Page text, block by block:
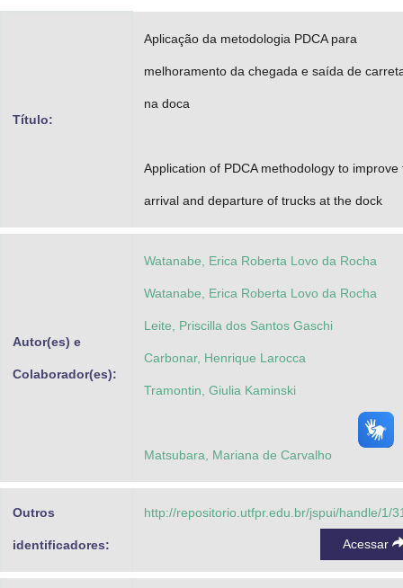
Título:
Aplicação da metodologia PDCA para
melhoramento da chegada e saída de
na doca
Application of PDCA methodology to improve
arrival and departure of trucks at the dock
Autor(es) e
Colaborador(es):
Watanabe, Erica Roberta Lovo da Rocha
Watanabe, Erica Roberta Lovo da Rocha
Leite, Priscilla dos Santos Gaschi
Carbonar, Henrique Larocca
Tramontin, Giulia Kaminski
Matsubara, Mariana de Carvalho
Outros
identificadores:
http://repositorio.utfpr.edu.br/jspui/handle/1/
Acessar